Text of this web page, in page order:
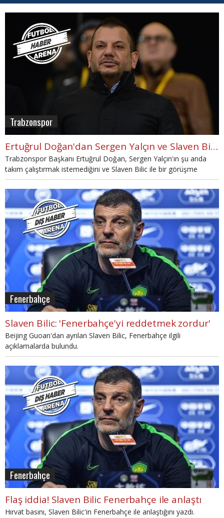
Trabzonspor
Ertuğrul Doğan'dan Sergen Yalçın ve Slaven Bilic açıklaması
Trabzonspor Başkanı Ertuğrul Doğan, Sergen Yalçın'ın şu anda
takım çalıştırmak istemediğini ve Slaven Bilic ile bir görüşme
yapıldığını açıkladı.
Fenerbahçe
Slaven Bilic: 'Fenerbahçe'yi reddetmek zordur'
Beijing Guoan'dan ayrılan Slaven Bilic, Fenerbahçe ilgili
açıklamalarda bulundu.
Fenerbahçe
Flaş iddia! Slaven Bilic Fenerbahçe ile anlaştı
Hırvat basını, Slaven Bilic'in Fenerbahçe ile anlaştığını yazdı.